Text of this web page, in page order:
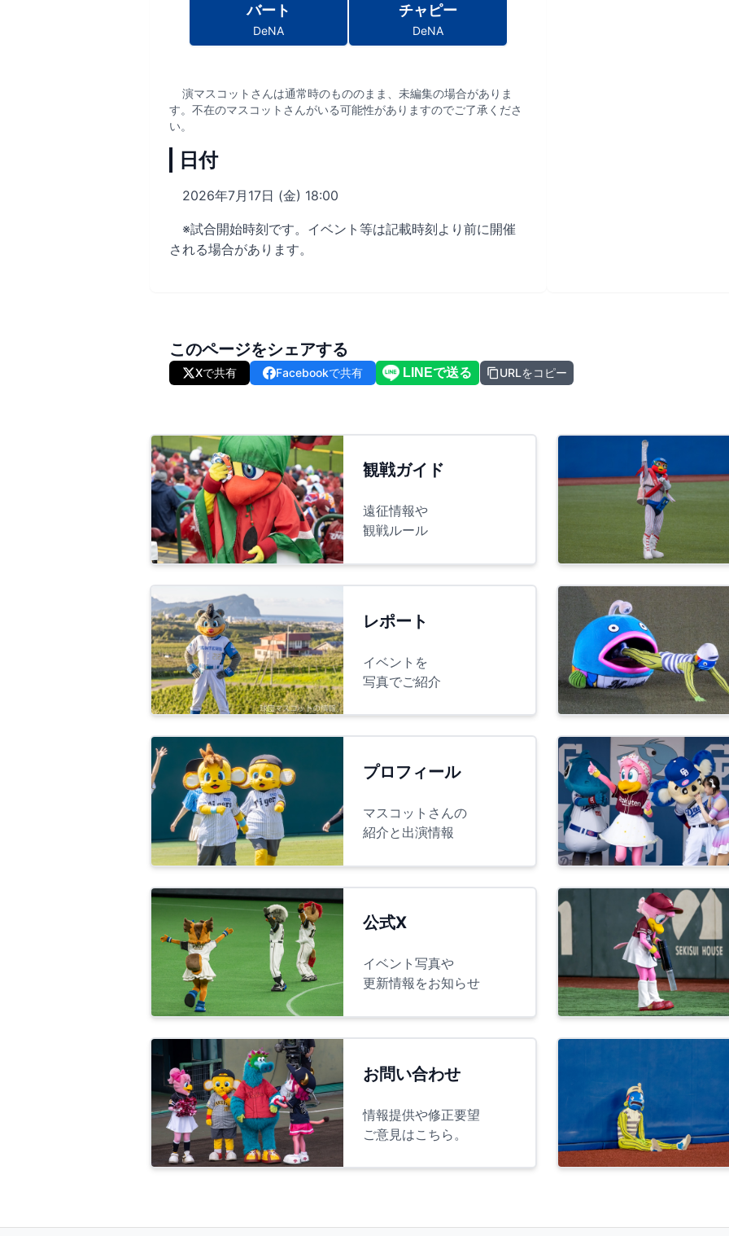
バート
DeNA
チャピー
DeNA
演マスコットさんは通常時のもののまま、未編集の場合がありま
す。不在のマスコットさんがいる可能性がありますのでご了承くださ
い。
日付
2026年7月17日 (金) 18:00
※試合開始時刻です。イベント等は記載時刻より前に開催
される場合があります。
このページをシェアする
Xで共有 Facebookで共有 URLをコピー
観戦ガイド
遠征情報や
観戦ルール
レポート
イベントを
写真でご紹介
プロフィール
マスコットさんの
紹介と出演情報
公式X
イベント写真や
更新情報をお知らせ
お問い合わせ
情報提供や修正要望
ご意見はこちら。